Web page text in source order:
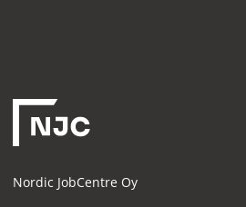
Nordic JobCentre Oy